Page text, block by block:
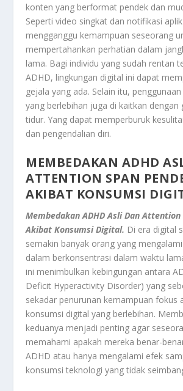
konten yang berformat pendek dan
Seperti video singkat dan notifikasi
mengganggu kemampuan seseorang
mempertahankan perhatian dalam
lama. Bagi individu yang sudah rentan
ADHD, lingkungan digital ini dapat
gejala yang ada. Selain itu,
yang berlebihan juga di kaitkan dengan
tidur. Yang dapat memperburuk
dan pengendalian diri.
MEMBEDAKAN ADHD
ATTENTION SPAN
AKIBAT KONSUMSI
Membedakan ADHD Asli Dan Attention
Akibat Konsumsi Digital. Di era digital
semakin banyak orang yang
dalam berkonsentrasi dalam waktu
ini menimbulkan kebingungan antara
Deficit Hyperactivity Disorder) yang
sekadar penurunan kemampuan fokus
konsumsi digital yang berlebihan.
keduanya menjadi penting agar
memahami apakah mereka benar-
ADHD atau hanya mengalami efek
konsumsi teknologi yang tidak